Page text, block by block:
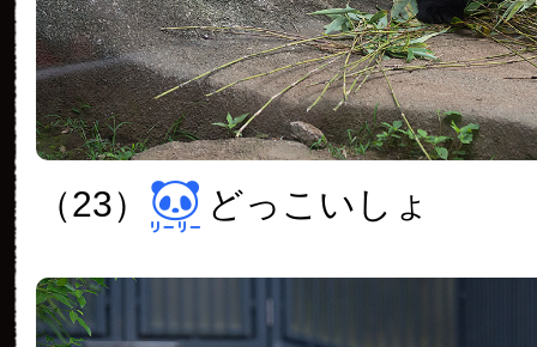
（23） どっこいしょ